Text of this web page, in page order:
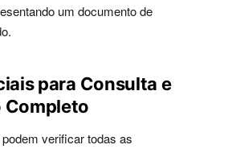
um documento de
para Consulta e
Completo
verificar todas as